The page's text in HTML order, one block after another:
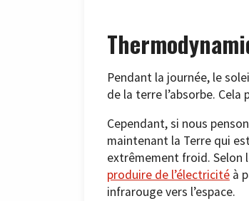
Pendant la journée, le
de la terre l’absorbe.
Cependant, si nous
maintenant la Terre qui
extrêmement froid. Selon
produire de l’électricité à
infrarouge vers l’espace.